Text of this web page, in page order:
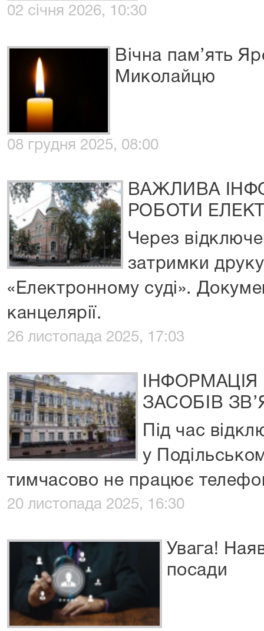
02 січня 2026, 10:30
Вічна пам’ять
Миколайцю
08 грудня 2025, 08:00
ВАЖЛИВА
РОБОТИ
Через
затримки друку
«Електронному суді».
канцелярії.
26 листопада 2025, 17:03
ЗАСОБІВ
Під час
у
тимчасово не працює
20 листопада 2025, 16:30
Увага!
посади